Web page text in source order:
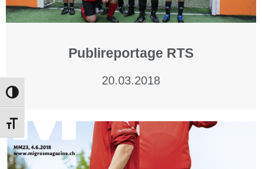
Passer en contraste élevé
Changer la taille de la police
Publireportage RTS
20.03.2018